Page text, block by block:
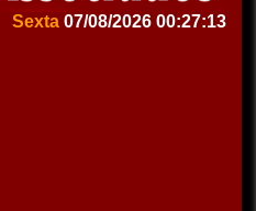
Sexta 07/08/2026 00:27:13